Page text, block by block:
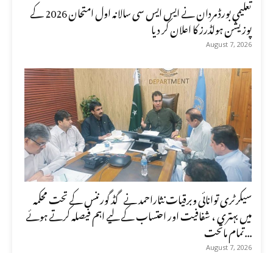
تعلیمی بورڈ مردان نے ایس ایس سی سالانہ اول امتحان 2026 کے
پوزیشن ہولڈرز کا اعلان کر دیا
August 7, 2026
سیکرٹری توانائی وبرقیات نثاراحمد نے گڈ گورننس کے تحت محکمہ
میں بہتری ، شفافیت اور احتساب کے لیے اہم فیصلہ کرتے ہوئے
تمام ماتحت...
August 7, 2026